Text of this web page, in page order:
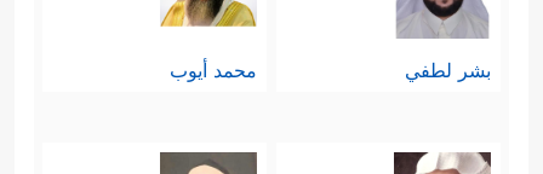
بشر لطفي محمد أيوب